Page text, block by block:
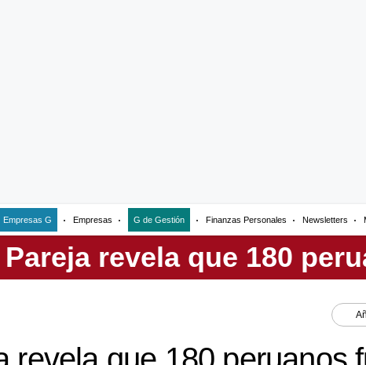
Empresas G Empresas G de Gestión Finanzas Personales Newsletters